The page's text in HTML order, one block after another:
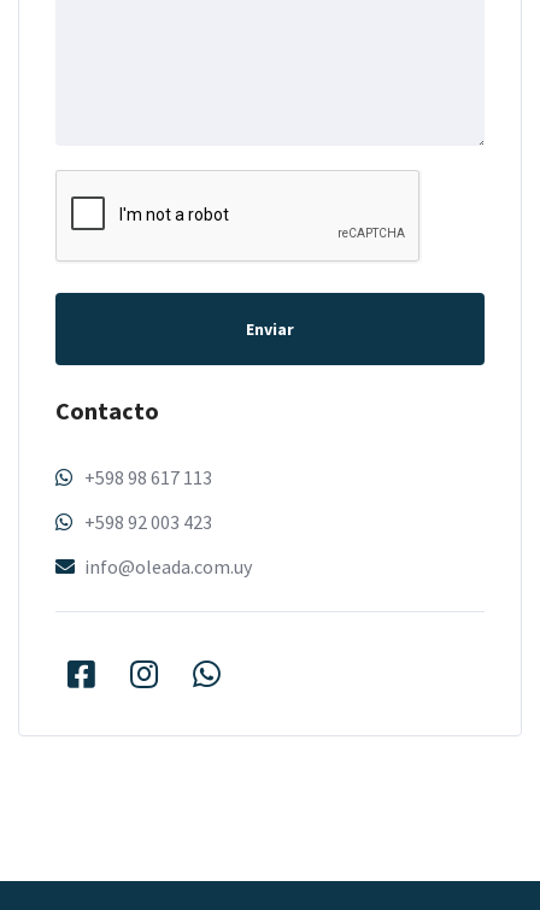
Enviar
Contacto
+598 98 617 113
+598 92 003 423
info@oleada.com.uy